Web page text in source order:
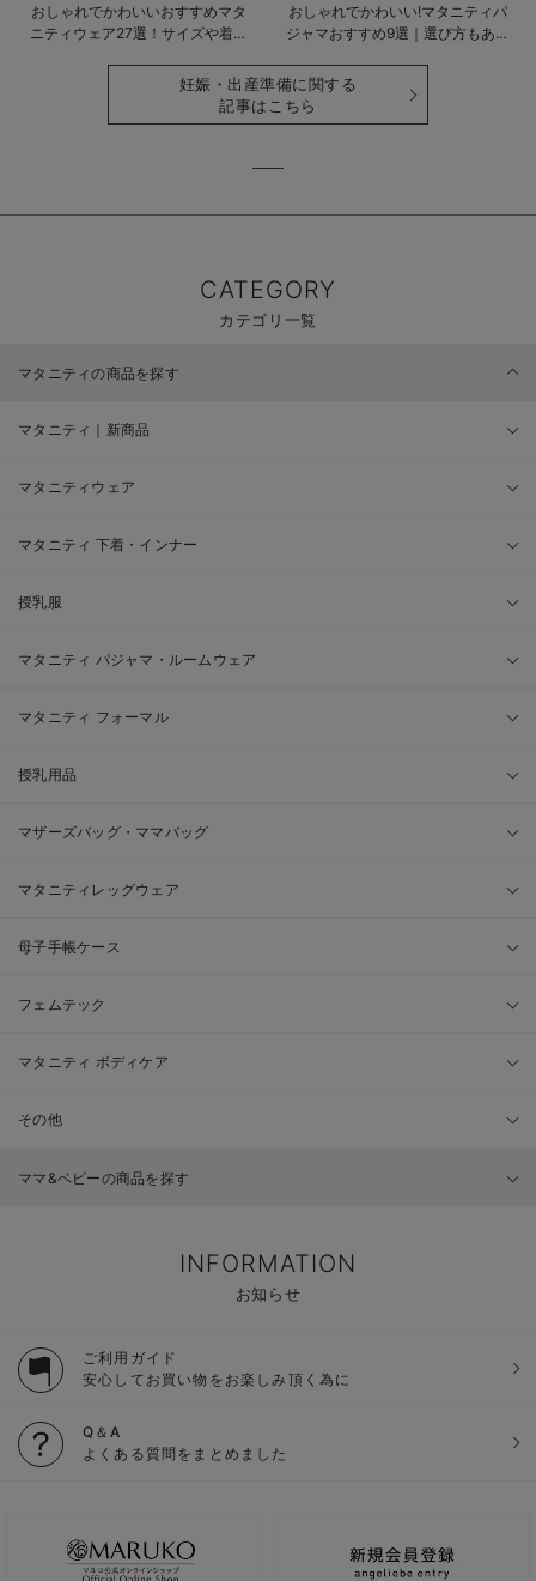
おしゃれでかわいいおすすめマタ
ニティウェア27選！サイズや着る
おしゃれでかわいい!マタニティパ
ジャマおすすめ9選｜選び方もあわ
妊娠・出産準備に関する
記事はこちら
CATEGORY
カテゴリ一覧
マタニティの商品を探す
マタニティ｜新商品
マタニティウェア
マタニティ 下着・インナー
授乳服
マタニティ パジャマ・ルームウェア
マタニティ フォーマル
授乳用品
マザーズバッグ・ママバッグ
マタニティレッグウェア
母子手帳ケース
フェムテック
マタニティ ボディケア
その他
ママ&ベビーの商品を探す
INFORMATION
お知らせ
ご利用ガイド
安心してお買い物をお楽しみ頂く為に
Q＆A
よくある質問をまとめました